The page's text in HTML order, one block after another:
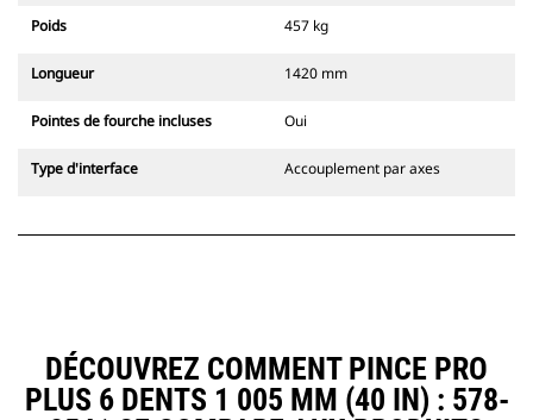
Poids 457 kg
Longueur 1420 mm
Pointes de fourche incluses Oui
Type d'interface Accouplement par axes
DÉCOUVREZ COMMENT PINCE PRO
PLUS 6 DENTS 1 005 MM (40 IN) : 578-